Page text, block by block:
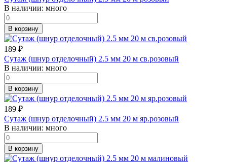
В наличии: много
В корзину
189 ₽
Сутаж (шнур отделочный) 2.5 мм 20 м св.розовый
В наличии: много
В корзину
189 ₽
Сутаж (шнур отделочный) 2.5 мм 20 м яр.розовый
В наличии: много
В корзину